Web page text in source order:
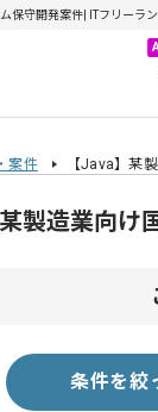
保守開発案件| ITフリー
案件 【Java】某
某製造業向
条件を絞